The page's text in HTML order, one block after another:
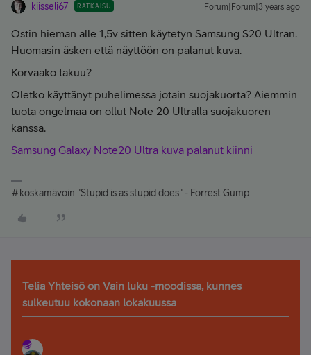
kiisseli67 RATKAISU Forum|Forum|3 years ago
Ostin hieman alle 1,5v sitten käytetyn Samsung S20 Ultran.
Huomasin äsken että näyttöön on palanut kuva.
Korvaako takuu?
Oletko käyttänyt puhelimessa jotain suojakuorta? Aiemmin
tuota ongelmaa on ollut Note 20 Ultralla suojakuoren
kanssa.
Samsung Galaxy Note20 Ultra kuva palanut kiinni
#koskamävoin "Stupid is as stupid does" - Forrest Gump
Telia Yhteisö on Vain luku -moodissa, kunnes
sulkeutuu kokonaan lokakuussa